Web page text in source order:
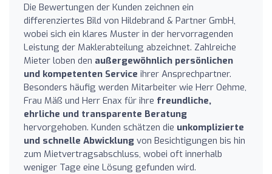
Die Bewertungen der Kunden zeichnen ein
differenziertes Bild von Hildebrand & Partner GmbH,
wobei sich ein klares Muster in der hervorragenden
Leistung der Maklerabteilung abzeichnet. Zahlreiche
Mieter loben den außergewöhnlich persönlichen
und kompetenten Service ihrer Ansprechpartner.
Besonders häufig werden Mitarbeiter wie Herr Oehme,
Frau Mäß und Herr Enax für ihre freundliche,
ehrliche und transparente Beratung
hervorgehoben. Kunden schätzen die unkomplizierte
und schnelle Abwicklung von Besichtigungen bis hin
zum Mietvertragsabschluss, wobei oft innerhalb
weniger Tage eine Lösung gefunden wird.